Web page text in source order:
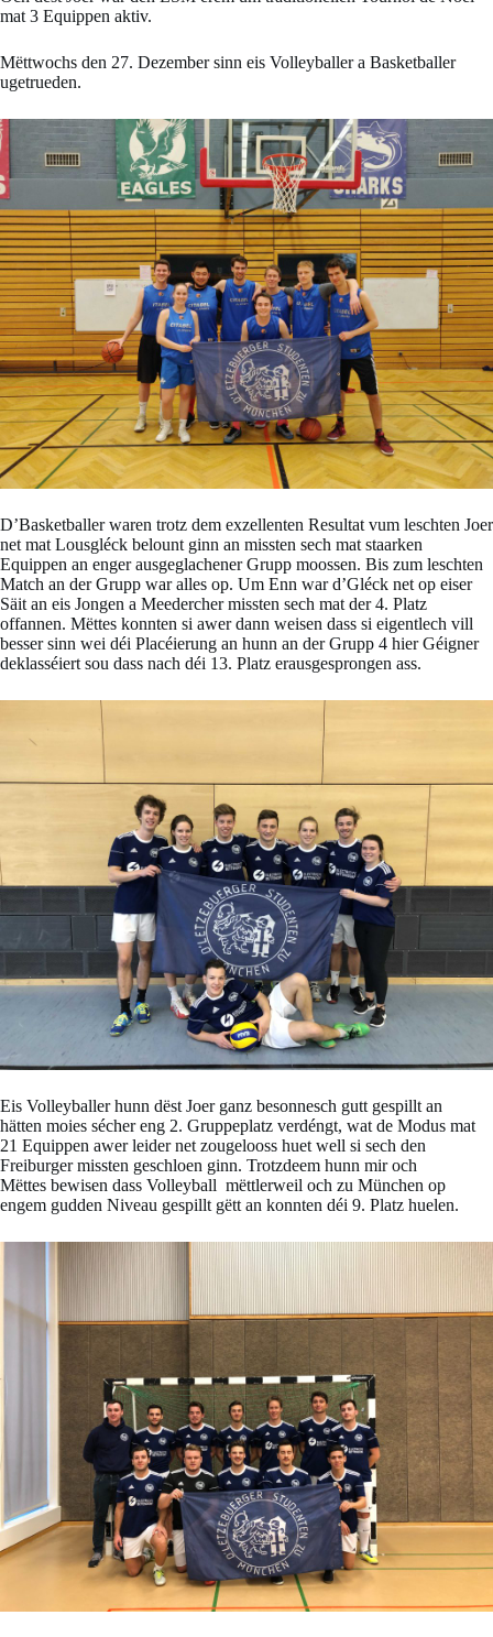
mat 3 Equippen aktiv.
Mëttwochs den 27. Dezember sinn eis Volleyballer a Basketballer
ugetrueden.
D’Basketballer waren trotz dem exzellenten Resultat vum leschten Joer
net mat Lousgléck belount ginn an missten sech mat staarken
Equippen an enger ausgeglachener Grupp moossen. Bis zum leschten
Match an der Grupp war alles op. Um Enn war d’Gléck net op eiser
Säit an eis Jongen a Meedercher missten sech mat der 4. Platz
offannen. Mëttes konnten si awer dann weisen dass si eigentlech vill
besser sinn wei déi Placéierung an hunn an der Grupp 4 hier Géigner
deklasséiert sou dass nach déi 13. Platz erausgesprongen ass.
Eis Volleyballer hunn dëst Joer ganz besonnesch gutt gespillt an
hätten moies sécher eng 2. Gruppeplatz verdéngt, wat de Modus mat
21 Equippen awer leider net zougelooss huet well si sech den
Freiburger missten geschloen ginn. Trotzdeem hunn mir och
Mëttes bewisen dass Volleyball mëttlerweil och zu München op
engem gudden Niveau gespillt gëtt an konnten déi 9. Platz huelen.